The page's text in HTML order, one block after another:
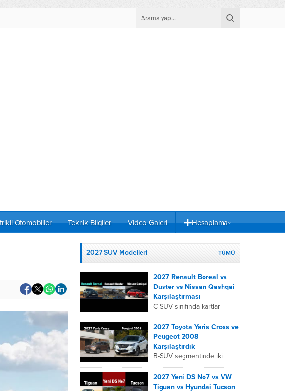
Otomobiller Teknik Bilgiler Video Galeri Hesaplama
2027 SUV Modelleri TÜMÜ
2027 Renault Boreal vs
Duster vs Nissan Qashqai
Karşılaştırması
C-SUV sınıfında kartlar
yeniden dağıtıldı. 2027
Renault Boreal, Renault
Duster ve Nissan Qashqai;
her biri farklı bir sürüş
deneyimi, motor...
2027 Toyota Yaris Cross ve
Peugeot 2008
Karşılaştırdık
B-SUV segmentinde iki
önemli oyuncu olan 2027
Toyota Yaris
Cross ve Peugeot 2008,
2027 Yeni DS No7 vs VW
Tiguan vs Hyundai Tucson